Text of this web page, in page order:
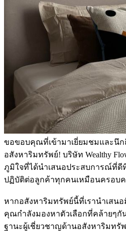
ขอขอบคุณที่เข้ามาเยี่ยมชมและนึกถึ
อสังหาริมทรัพย์! บริษัท Wealthy
ภูมิใจที่ได้นำเสนอประสบการณ์ที่ดี
ปฏิบัติต่อลูกค้าทุกคนเหมือนครอบค
หากอสังหาริมทรัพย์นี้ที่เรานำเสน
คุณกำลังมองหาตัวเลือกที่คล้ายๆกั
ฐานะผู้เชี่ยวชาญด้านอสังหาริมทรัพ